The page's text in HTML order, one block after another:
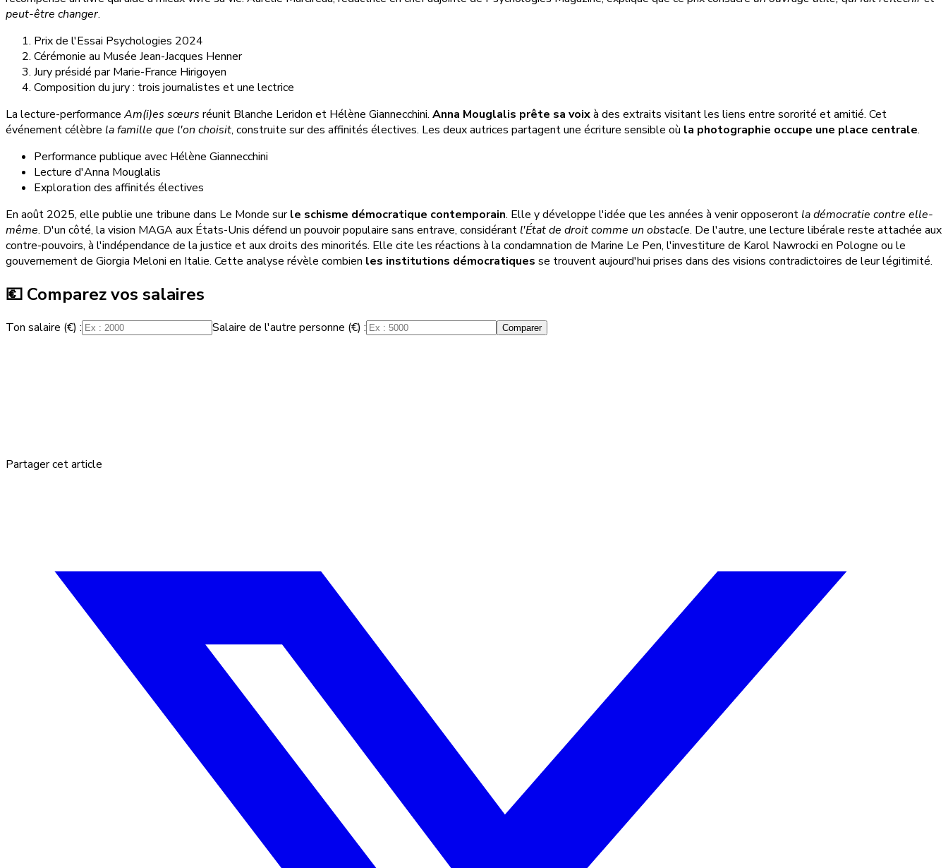
peut-être changer.
Prix de l'Essai Psychologies 2024
Cérémonie au Musée Jean-Jacques Henner
Jury présidé par Marie-France Hirigoyen
Composition du jury : trois journalistes et une lectrice
La lecture-performance Am(i)es sœurs réunit Blanche Leridon et Hélène Giannecchini. Anna Mouglalis prête sa voixà des extraits visitant les liens entre sororité et amitié. Cet
événement célèbre la famille que l'on choisit, construite sur des affinités électives. Les deux autrices partagent une écriture sensible où la photographie occupe une place centrale.
Performance publique avec Hélène Giannecchini
Lecture d'Anna Mouglalis
Exploration des affinités électives
En août 2025, elle publie une tribune dans Le Monde surle schisme démocratique contemporain. Elle y développe l'idée que les années à venir opposeront la démocratie contre elle-
même. D'un côté, la vision MAGA aux États-Unis défend un pouvoir populaire sans entrave, considérant l'État de droit comme un obstacle. De l'autre, une lecture libérale reste attachée aux
contre-pouvoirs, à l'indépendance de la justice et aux droits des minorités. Elle cite les réactions à la condamnation de Marine Le Pen, l'investiture de Karol Nawrocki en Pologne ou le
gouvernement de Giorgia Meloni en Italie. Cette analyse révèle combien les institutions démocratiques se trouvent aujourd'hui prises dans des visions contradictoires de leur légitimité.
💶 Comparez vos salaires
Ton salaire (€) : Salaire de l'autre personne (€) : Comparer
Partager cet article